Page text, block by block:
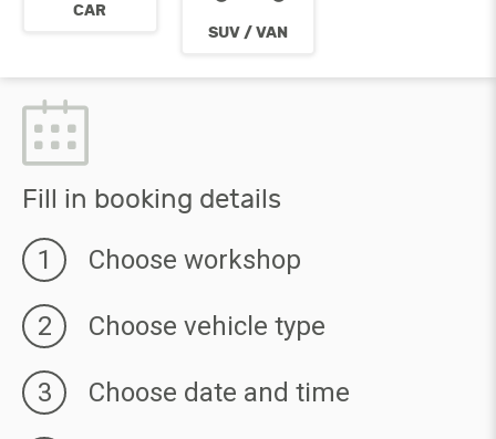
SUV / VAN
CAR
Fill in booking details
1
Choose workshop
2 Choose vehicle type
3 Choose date and time